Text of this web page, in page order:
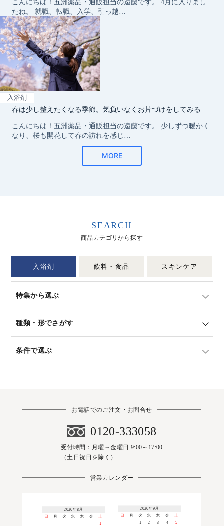
SEARCH
商品カテゴリから探す
入浴剤 飲料・食品 スキンケア
特集から選ぶ
種類・形でさがす
条件で選ぶ
お電話でのご注文・お問合せ
0120-333058
受付時間：月曜～金曜日 9:00～17:00
（土日祝日を除く）
営業カレンダー
2026年8月
日
月 火 水 木 金
土
1
2026年9月
日 月 火 水 木 金 土
1 2 3 4 5